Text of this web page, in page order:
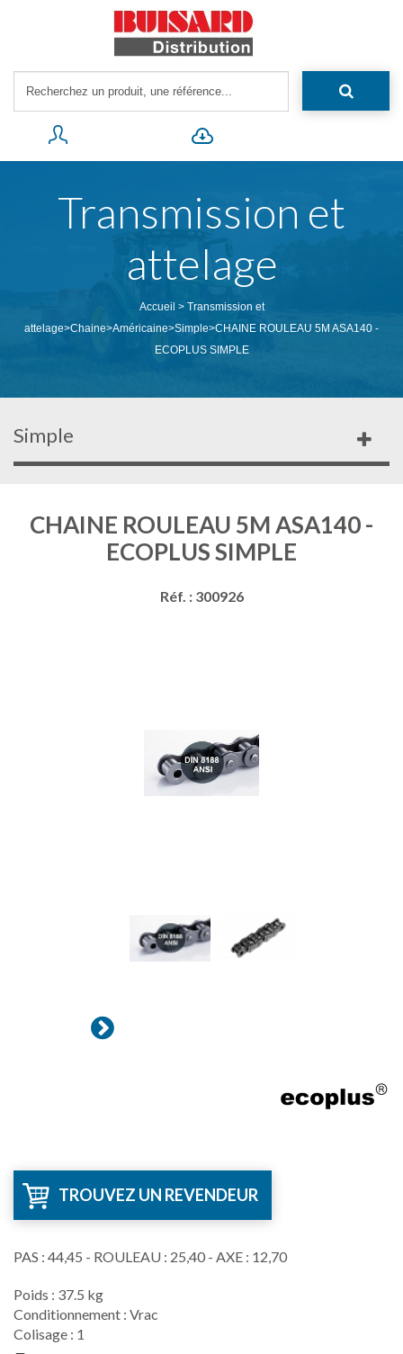
Transmission et
attelage
Accueil > Transmission et
attelage>Chaine>Américaine>Simple>CHAINE ROULEAU 5M ASA140 -
ECOPLUS SIMPLE
Simple
CHAINE ROULEAU 5M ASA140 -
ECOPLUS SIMPLE
Réf. : 300926
TROUVEZ UN REVENDEUR
PAS : 44,45 - ROULEAU : 25,40 - AXE : 12,70
Poids : 37.5 kg
Conditionnement : Vrac
Colisage : 1